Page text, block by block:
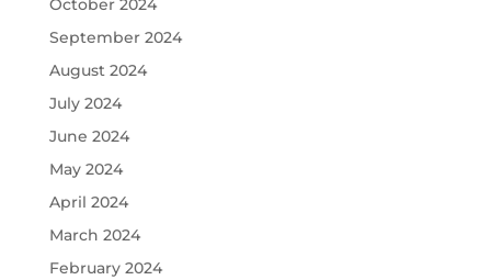
October 2024
September 2024
August 2024
July 2024
June 2024
May 2024
April 2024
March 2024
February 2024